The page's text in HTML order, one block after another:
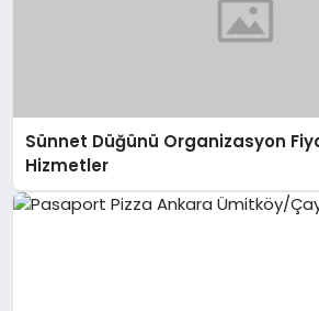
Sünnet Düğünü Organizasyon
Hizmetler